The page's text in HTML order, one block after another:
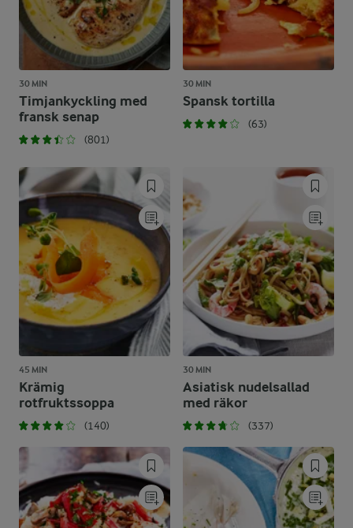
30 MIN
Timjankyckling med
fransk senap
(801)
30 MIN
Spansk tortilla
(63)
45 MIN
Krämig
rotfruktssoppa
(140)
30 MIN
Asiatisk nudelsallad
med räkor
(337)